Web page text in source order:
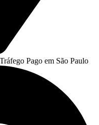
Pago em São Paulo